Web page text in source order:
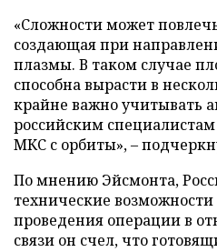
«Сложности может
создающая при
плазмы. В таком случае
способна вырасти в
крайне важно учитывать
российским
МКС с орбиты», –
По мнению Эйсмонта,
технические возможности
проведения операции в
связи он счел, что